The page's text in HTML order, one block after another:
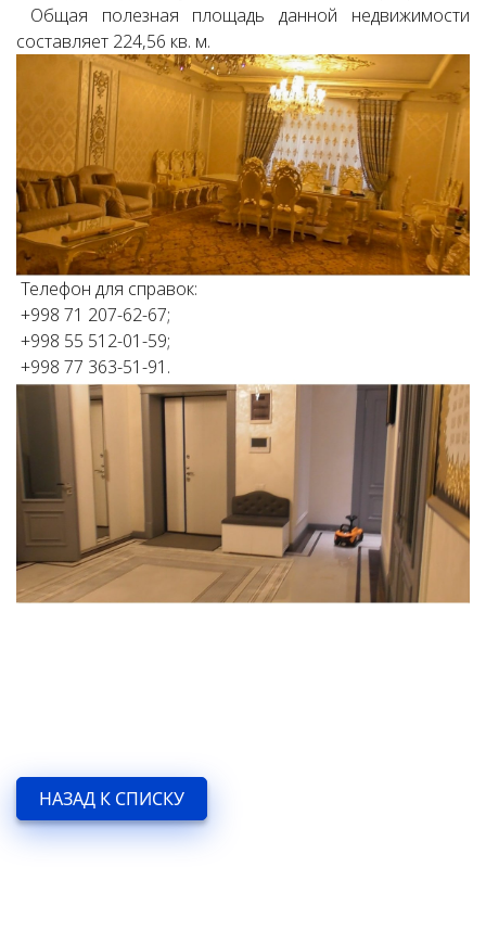
Общая полезная площадь данной недвижимости
составляет 224,56 кв. м.
Телефон для справок:
+998 71 207-62-67;
+998 55 512-01-59;
+998 77 363-51-91.
НАЗАД К СПИСКУ